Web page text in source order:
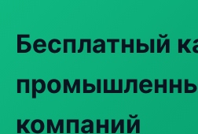
Бесплатный
компаний